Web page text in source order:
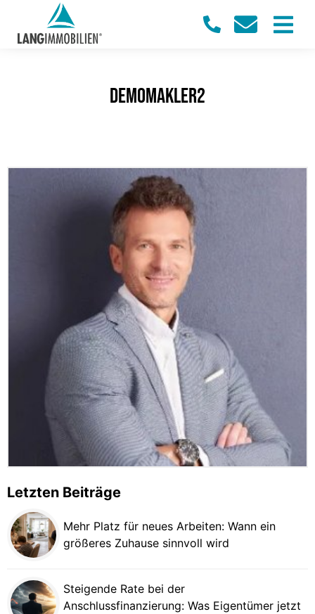
Demomakler2
Letzten Beiträge
Mehr Platz für neues Arbeiten: Wann ein
größeres Zuhause sinnvoll wird
Steigende Rate bei der
Anschlussfinanzierung: Was Eigentümer jetzt